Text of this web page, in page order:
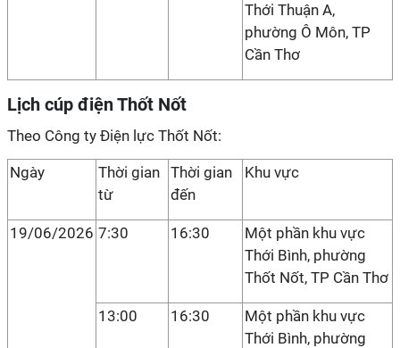
Thới Thuận A,
phường Ô Môn, TP
Cần Thơ
Lịch cúp điện Thốt Nốt
Theo Công ty Điện lực Thốt Nốt:
Ngày
Thời gian
từ
Thời gian
đến
Khu vực
19/06/2026 7:30 16:30
Một phần khu vực
Thới Bình, phường
Thốt Nốt, TP Cần Thơ
13:00 16:30
Một phần khu vực
Thới Bình, phường